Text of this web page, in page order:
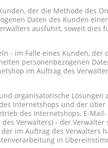
der die Methode des
Daten des Kunden
ausführt, soweit dies
- im Falle eines Kunden, der
personenbezogenen
im Auftrag des
organisatorische Lösungen
Internetshops und der
des Internetshops, E-
Verwalters) - der Verwalter
im Auftrag des Verwalters
in